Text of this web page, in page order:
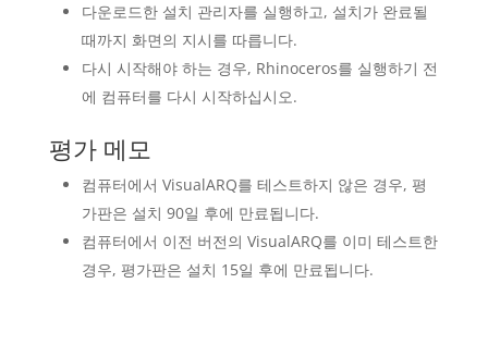
다운로드한 설치 관리자를 실행하고, 설치가 완료될
때까지 화면의 지시를 따릅니다.
다시 시작해야 하는 경우, Rhinoceros를 실행하기 전
에 컴퓨터를 다시 시작하십시오.
평가 메모
컴퓨터에서 VisualARQ를 테스트하지 않은 경우, 평
가판은 설치 90일 후에 만료됩니다.
컴퓨터에서 이전 버전의 VisualARQ를 이미 테스트한
경우, 평가판은 설치 15일 후에 만료됩니다.